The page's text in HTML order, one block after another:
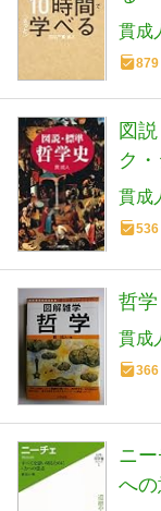
貫成
879
図
ク
貫成
536
哲
貫成
366
ニ
へ